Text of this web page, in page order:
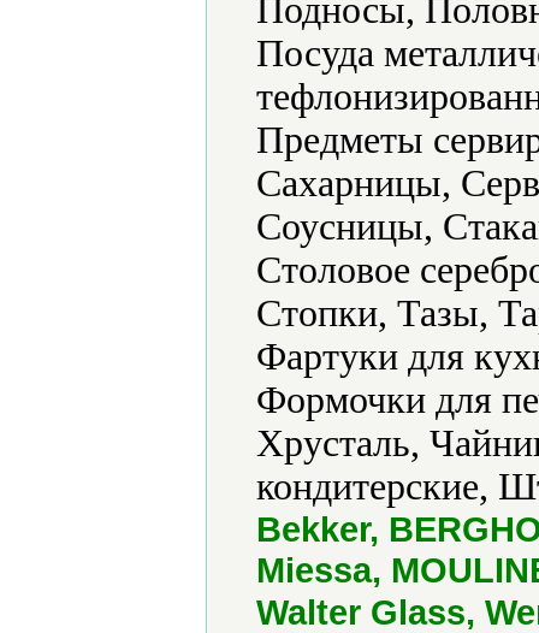
Подносы,
Посуда
Предметы
Сахарницы,
Соусницы,
Столовое
Стопки, Тазы,
Фартуки для
Формочки для
Хрусталь,
кондитерские,
Bekker,
Miessa,
Walter Glass,